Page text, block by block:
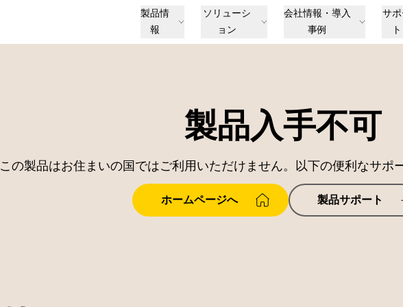
製品情
報
ソリューシ
ョン
会社情報・導入
事例
サ
ト
製品入手不可
この製品はお住まいの国ではご利用いただけません。以下の便利なサポ
ホームページへ 製品サポート